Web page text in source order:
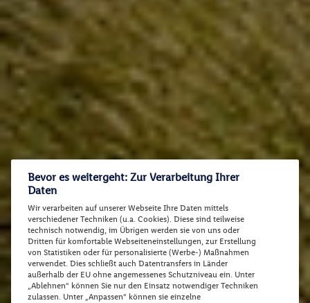
Bevor es weitergeht: Zur Verarbeitung Ihrer
Daten
Wir verarbeiten auf unserer Webseite Ihre Daten mittels
verschiedener Techniken (u.a. Cookies). Diese sind teilweise
technisch notwendig, im Übrigen werden sie von uns oder
Dritten für komfortable Webseiteneinstellungen, zur Erstellung
von Statistiken oder für personalisierte (Werbe-) Maßnahmen
verwendet. Dies schließt auch Datentransfers in Länder
außerhalb der EU ohne angemessenes Schutzniveau ein. Unter
„Ablehnen“ können Sie nur den Einsatz notwendiger Techniken
zulassen. Unter „Anpassen“ können sie einzelne